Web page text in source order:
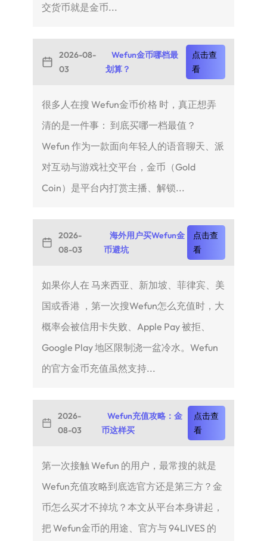
交货币就是金币...
2026-08-
03
Wefun金币哪档最
划算？
点击查
看
很多人在搜 Wefun金币价格 时，真正想弄
清的是一件事： 到底买哪一档最值？
Wefun 作为一款面向年轻人的语音聊天、派
对互动与游戏社交平台，金币（Gold
Coin）是平台内打赏主播、解锁...
2026-
08-03
海外用户买Wefun金
币避坑
点击查
看
如果你人在 马来西亚、新加坡、菲律宾、美
国或香港 ，第一次搜Wefun怎么充值时，大
概率会被信用卡失败、Apple Pay 被拒、
Google Play 地区限制浇一盆冷水。Wefun
的官方金币充值虽然支持...
2026-
08-03
Wefun充值攻略：金
币这样买
点击查
看
第一次接触 Wefun 的用户，最常搜的就是
Wefun充值攻略到底选官方还是第三方？金
币怎么买才不掉坑？本文从平台本身讲起，
把 Wefun金币的用途、官方与 94LIVES 的